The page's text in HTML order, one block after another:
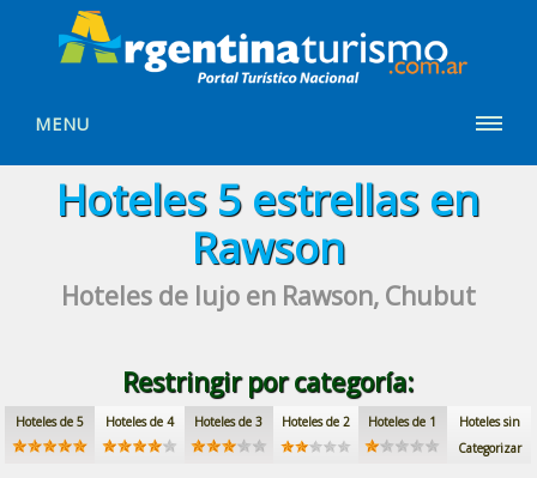
MENU
Hoteles 5 estrellasen
Rawson
Hoteles de lujoen Rawson, Chubut
Restringir por categoría:
Hoteles de 5 Hoteles de 4 Hoteles de 3 Hoteles de 2 Hoteles de 1
Hoteles sin
Categorizar